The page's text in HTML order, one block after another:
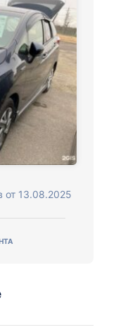
от 13.08.2025